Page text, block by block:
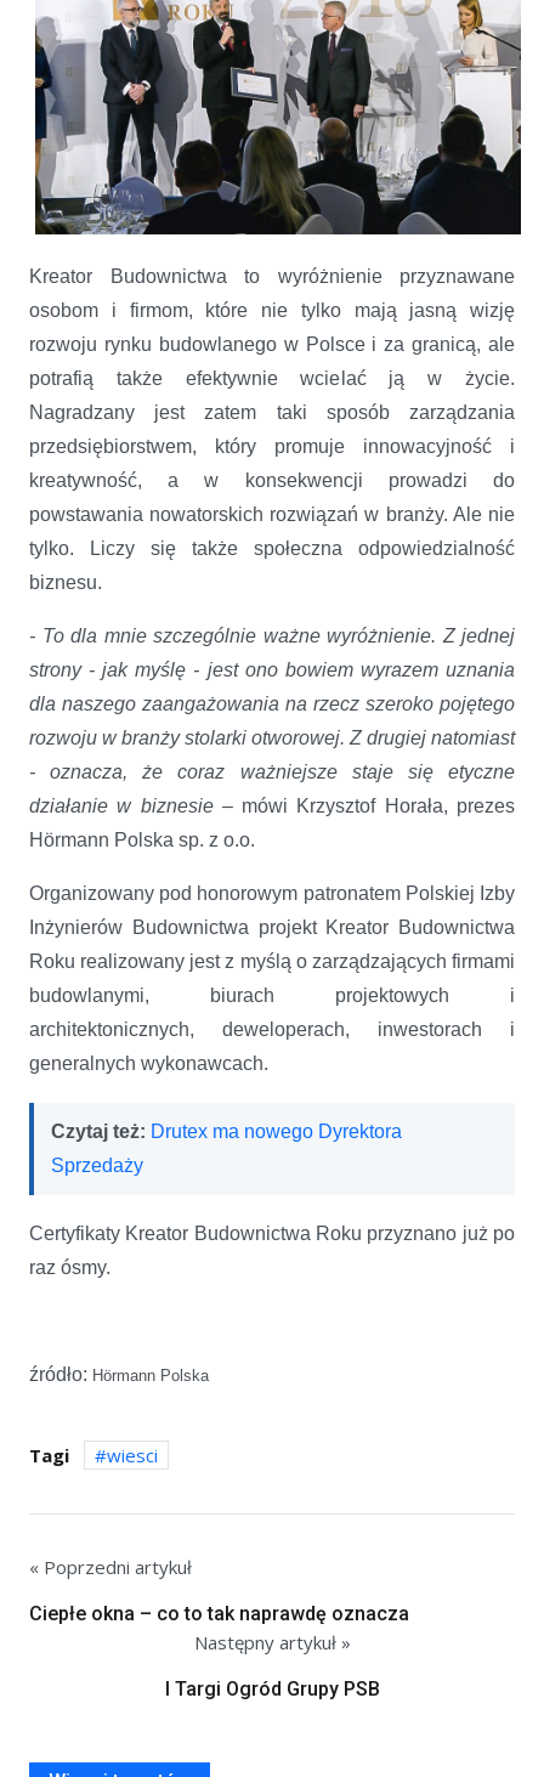
Kreator Budownictwa to wyróżnienie przyznawane
osobom i firmom, które nie tylko mają jasną wizję
rozwoju rynku budowlanego w Polsce i za granicą, ale
potrafią także efektywnie wcielać ją w życie.
Nagradzany jest zatem taki sposób zarządzania
przedsiębiorstwem, który promuje innowacyjność i
kreatywność, a w konsekwencji prowadzi do
powstawania nowatorskich rozwiązań w branży. Ale nie
tylko. Liczy się także społeczna odpowiedzialność
biznesu.
- To dla mnie szczególnie ważne wyróżnienie. Z jednej
strony -jak myślę - jest ono bowiem wyrazem uznania
dla naszego zaangażowania na rzecz szeroko pojętego
rozwoju w branży stolarki otworowej. Z drugiej natomiast
- oznacza, że coraz ważniejsze staje się etyczne
działanie w biznesie – mówi Krzysztof Horała, prezes
Hörmann Polska sp. z o.o.
Organizowany pod honorowym patronatem Polskiej Izby
Inżynierów Budownictwa projekt Kreator Budownictwa
Roku realizowany jest z myślą o zarządzających firmami
budowlanymi, biurach projektowych i
architektonicznych, deweloperach, inwestorach i
generalnych wykonawcach.
Czytaj też: Drutex ma nowego Dyrektora
Sprzedaży
Certyfikaty Kreator Budownictwa Roku przyznano już po
raz ósmy.
źródło: Hörmann Polska
Tagi wiesci
« Poprzedni artykuł
Ciepłe okna – co to tak naprawdę oznacza
Następny artykuł »
I Targi Ogród Grupy PSB